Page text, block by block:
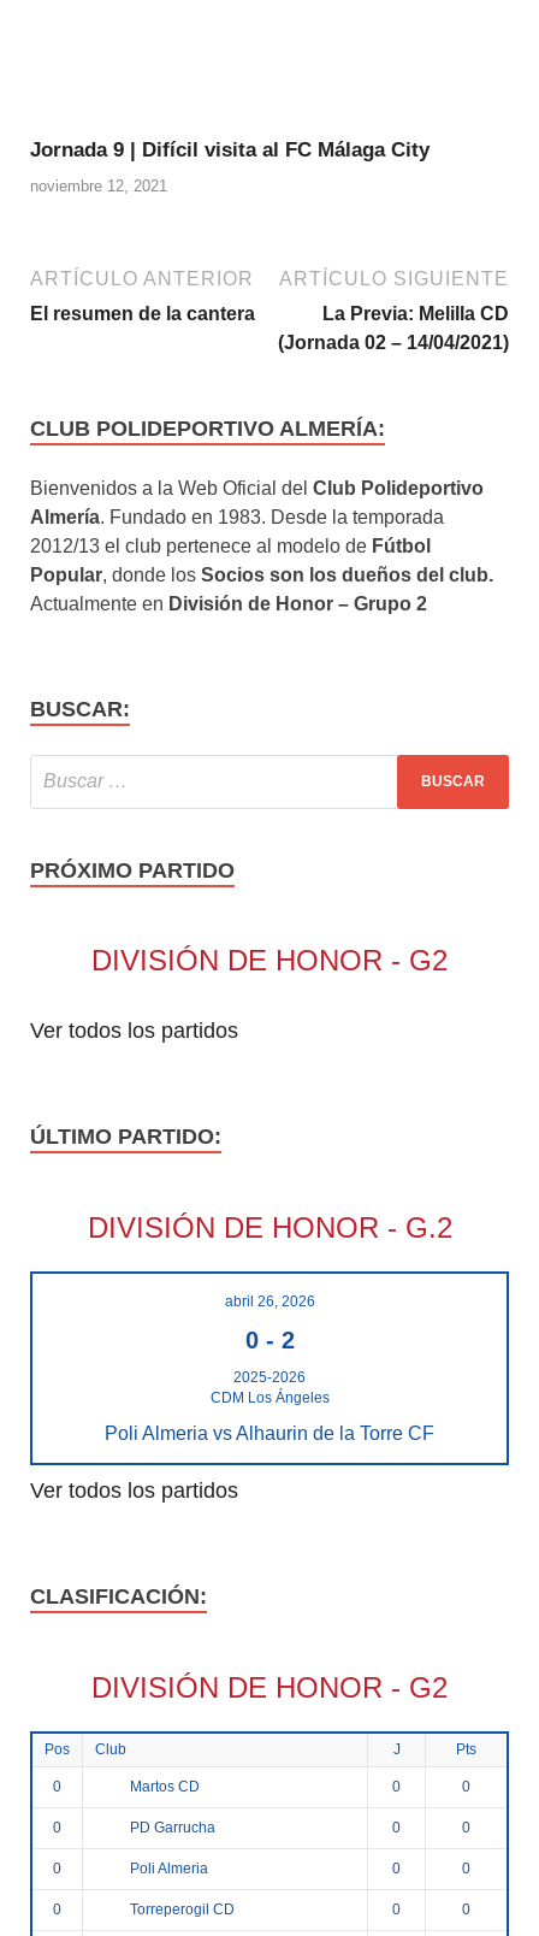
Jornada 9 | Difícil visita al FC Málaga City
noviembre 12, 2021
ARTÍCULO ANTERIOR
El resumen de la cantera
ARTÍCULO SIGUIENTE
La Previa: Melilla CD
(Jornada 02 – 14/04/2021)
CLUB POLIDEPORTIVO ALMERÍA:
Bienvenidos a la Web Oficial del Club Polideportivo
Almería. Fundado en 1983. Desde la temporada
2012/13 el club pertenece al modelo de Fútbol
Popular, donde los Socios son los dueños del club.
Actualmente en División de Honor – Grupo 2
BUSCAR:
PRÓXIMO PARTIDO
DIVISIÓN DE HONOR - G2
Ver todos los partidos
ÚLTIMO PARTIDO:
DIVISIÓN DE HONOR - G.2
abril 26, 2026
0- 2
2025-2026
CDM Los Ángeles
Poli Almeria vs Alhaurin de la Torre CF
Ver todos los partidos
CLASIFICACIÓN:
DIVISIÓN DE HONOR - G2
Pos Club J Pts
0 Martos CD 0 0
0 PD Garrucha 0 0
0 Poli Almeria 0 0
0 Torreperogil CD 0 0